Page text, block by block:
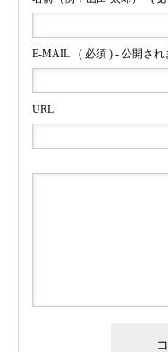
E-MAIL ( 必須 ) - 公開され
URL